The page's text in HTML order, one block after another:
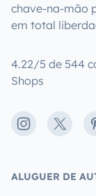
chave-na-mão
em total
4.22/5 de 544
Shops
Instagram
X
ALUGUER DE